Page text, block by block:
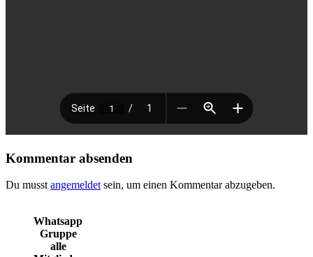
Kommentar absenden
Du musst angemeldet sein, um einen Kommentar abzugeben.
Whatsapp
Gruppe
alle